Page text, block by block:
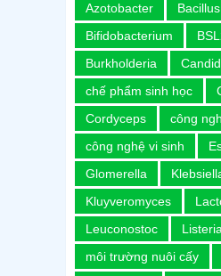
Azotobacter
Bacillus
Bifidobacterium
Burkholderia
chế phẩm sinh học
Cordyceps
công
công nghệ vi sinh
Glomerella
Kluyveromyces
Leuconostoc
môi trường nuôi cấy